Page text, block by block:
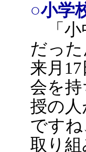
○小学
「小
だっ
来月
会を
授の
です
取り